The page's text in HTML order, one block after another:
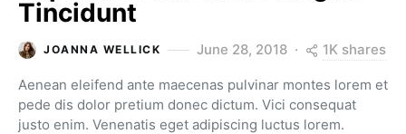
Tincidunt
JOANNA WELLICK June 28, 2018 1K shares
Aenean eleifend ante maecenas pulvinar montes lorem et
pede dis dolor pretium donec dictum. Vici consequat
justo enim. Venenatis eget adipiscing luctus lorem.